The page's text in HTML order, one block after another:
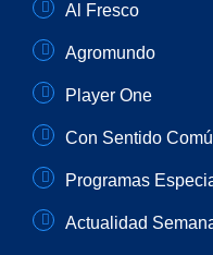
Al Fresco
Agromundo
Player One
Con Sentido
Programas
Actualidad